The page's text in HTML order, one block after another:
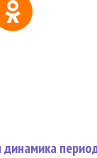
динамика